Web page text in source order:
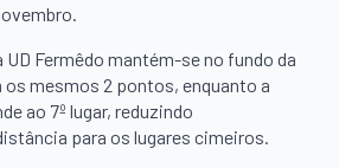
Fermêdo mantém-se no fundo da
os mesmos 2 pontos, enquanto a
ao 7º lugar, reduzindo
para os lugares cimeiros.